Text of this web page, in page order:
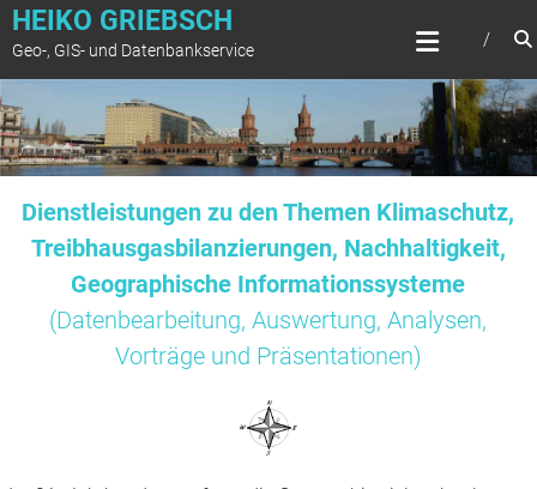
Zum
springen
HEIKO GRIEBSCH
Geo-, GIS- und Datenbankservice
Dienstleistungen zu den Themen Klimaschutz,
Treibhausgasbilanzierungen, Nachhaltigkeit,
Geographische Informationssysteme
(Datenbearbeitung, Auswertung, Analysen,
Vorträge und Präsentationen)